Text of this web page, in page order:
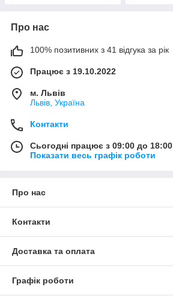
Про нас
100% позитивних з 41 відгука за рік
Працює з 19.10.2022
м. Львів
Львів, Україна
Контакти
Сьогодні працює з 09:00 до 18:00
Показати весь графік роботи
Про нас
Контакти
Доставка та оплата
Графік роботи